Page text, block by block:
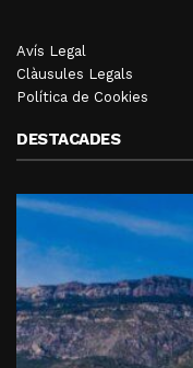
Avís Legal
Clàusules Legals
Política de Cookies
DESTACADES